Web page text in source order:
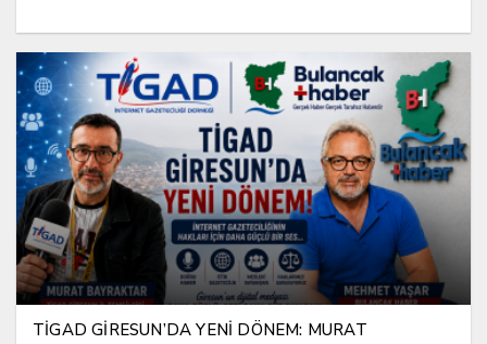
TİGAD GİRESUN’DA YENİ DÖNEM: MURAT